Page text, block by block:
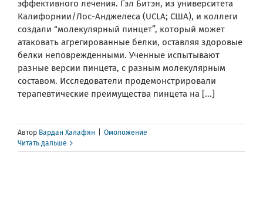
эффективного лечения. Гэл Битэн, из университета
Калифорнии/Лос-Анджелеса (UCLA; США), и коллеги
создали “молекулярный пинцет”, который может
атаковать агрегированные белки, оставляя здоровые
белки неповрежденными. Ученные испытывают
разные версии пинцета, с разным молекулярным
составом. Исследователи продемонстрировали
терапевтические преимущества пинцета на [...]
Автор Вардан Халафян
Омоложение
Читать дальше